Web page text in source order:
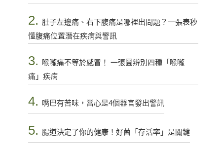
2. 肚子左邊痛、右下腹痛是哪裡出問題？一張表秒
懂腹痛位置潛在疾病與警訊
3.
喉嚨痛不等於感冒！ 一張圖辨別四種「喉嚨
痛」疾病
4. 嘴巴有苦味，當心是4個器官發出警訊
5. 腸道決定了你的健康！好菌「存活率」是關鍵